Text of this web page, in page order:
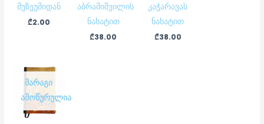
მუზეუმიდან
₾2.00
აბრამიშვილის
ნახატით
₾38.00
კაჭარავას
ნახატით
₾38.00
ᲛᲐᲠᲐᲒᲘ
ᲐᲛᲝᲬᲣᲠᲣᲚᲘᲐ